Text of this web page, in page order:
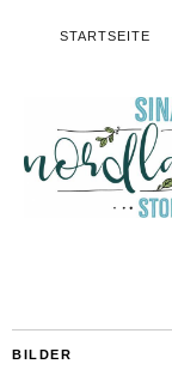
STARTSEITE
BILDER